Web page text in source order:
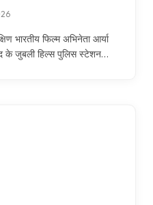
भारतीय फिल्म अभिनेता आर्या
के जुबली हिल्स पुलिस स्टेशन…